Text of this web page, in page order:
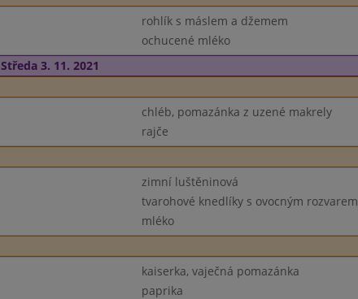
rohlík s máslem a džemem
ochucené mléko
Středa 3. 11. 2021
chléb, pomazánka z uzené makrely
rajče
zimní luštěninová
tvarohové knedlíky s ovocným rozvarem
mléko
kaiserka, vaječná pomazánka
paprika